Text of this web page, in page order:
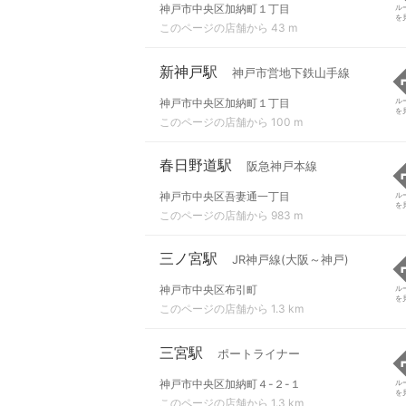
神戸市中央区加納町１丁目
このページの店舗から 43 m
ル
を
新神戸駅 神戸市営地下鉄山手線
神戸市中央区加納町１丁目
このページの店舗から 100 m
ル
を
春日野道駅 阪急神戸本線
神戸市中央区吾妻通一丁目
このページの店舗から 983 m
ル
を
三ノ宮駅 JR神戸線(大阪～神戸)
神戸市中央区布引町
このページの店舗から 1.3 km
ル
を
三宮駅 ポートライナー
神戸市中央区加納町４-２-１
このページの店舗から 1.3 km
ル
を